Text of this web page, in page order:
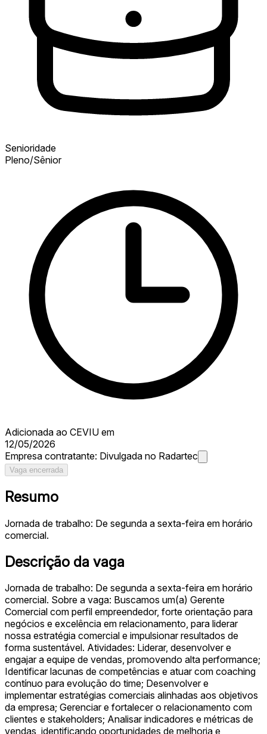
Senioridade
Pleno/Sênior
Adicionada ao CEVIU em
12/05/2026
Empresa contratante: Divulgada no Radartec
Vaga encerrada
Resumo
Jornada de trabalho: De segunda a sexta-feira em horário
comercial.
Descrição da vaga
Jornada de trabalho: De segunda a sexta-feira em horário
comercial. Sobre a vaga: Buscamos um(a) Gerente
Comercial com perfil empreendedor, forte orientação para
negócios e excelência em relacionamento, para liderar
nossa estratégia comercial e impulsionar resultados de
forma sustentável. Atividades: Liderar, desenvolver e
engajar a equipe de vendas, promovendo alta performance;
Identificar lacunas de competências e atuar com coaching
contínuo para evolução do time; Desenvolver e
implementar estratégias comerciais alinhadas aos objetivos
da empresa; Gerenciar e fortalecer o relacionamento com
clientes e stakeholders; Analisar indicadores e métricas de
vendas, identificando oportunidades de melhoria e